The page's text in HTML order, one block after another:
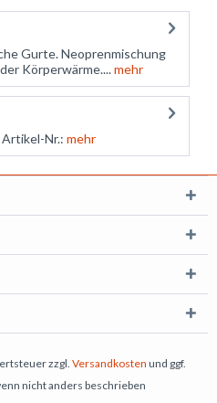
Gurte. Neoprenmischung
Körperwärme....mehr
Nr.: mehr
zzgl. Versandkosten und ggf.
nicht anders beschrieben